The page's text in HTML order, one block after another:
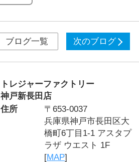
ブログ一覧 次のブログ
トレジャーファクトリー
神戸新長田店
住所
〒653-0037
兵庫県神戸市長田区大
橋町6丁目1-1 アスタプ
ラザ ウエスト 1F
[MAP]